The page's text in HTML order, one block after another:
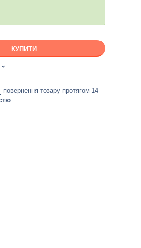
КУПИТИ
повернення товару протягом 14